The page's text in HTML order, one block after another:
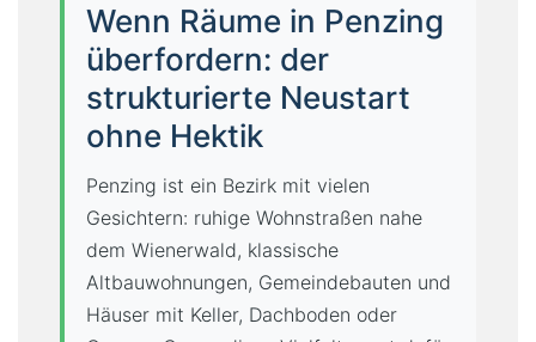
Wenn Räume in Penzing
überfordern: der
strukturierte Neustart
ohne Hektik
Penzing ist ein Bezirk mit vielen
Gesichtern: ruhige Wohnstraßen nahe
dem Wienerwald, klassische
Altbauwohnungen, Gemeindebauten und
Häuser mit Keller, Dachboden oder